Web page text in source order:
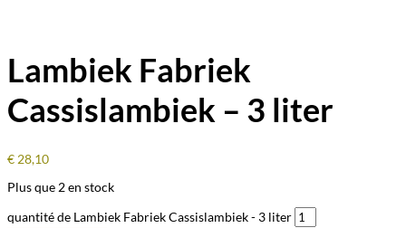
Lambiek Fabriek
Cassislambiek – 3 liter
€ 28,10
Plus que 2 en stock
quantité de Lambiek Fabriek Cassislambiek - 3 liter